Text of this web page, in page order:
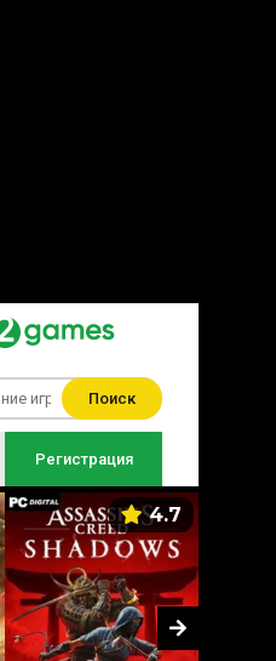
Поиск
Регистрация
4.7